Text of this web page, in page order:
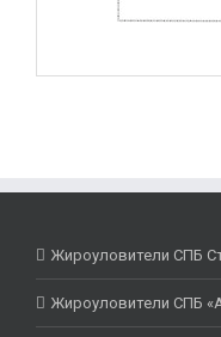
Жироуловители СПБ
Жироуловители СПБ